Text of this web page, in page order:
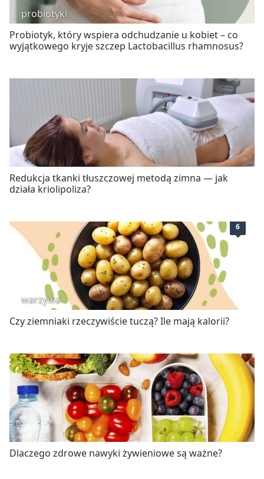
probiotyki
Probiotyk, który wspiera odchudzanie u kobiet – co
wyjątkowego kryje szczep Lactobacillus rhamnosus?
Redukcja tkanki tłuszczowej metodą zimna — jak
działa kriolipoliza?
6
warzywa
Czy ziemniaki rzeczywiście tuczą? Ile mają kalorii?
Dlaczego zdrowe nawyki żywieniowe są ważne?